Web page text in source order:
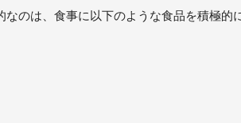
のは、食事に以下のような食品を積極的